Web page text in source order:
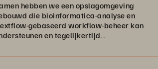
we een opslagomgeving
analyse en
workflow-beheer kan
tegelijkertijd